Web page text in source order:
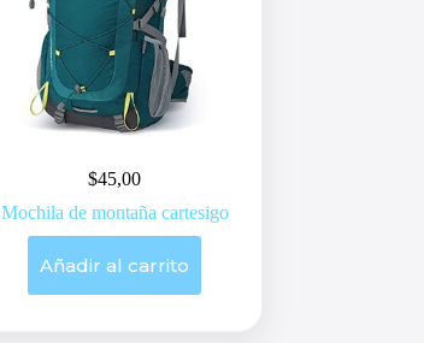
$45,00
Mochila de montaña cartesigo
Añadir al carrito